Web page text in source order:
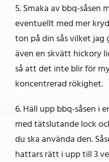
5. Smaka av bbq-såsen
eventuellt med mer
ton på din sås vilket
även en skvätt hickory
så att det inte blir för
koncentrerad rökighet.
6. Häll upp bbq-såsen i
med tätslutande lock
du ska använda den.
hattars rätt i upp till 3